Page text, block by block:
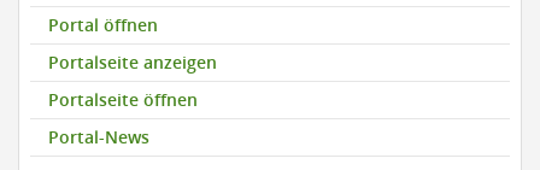
Portal öffnen
Portalseite anzeigen
Portalseite öffnen
Portal-News